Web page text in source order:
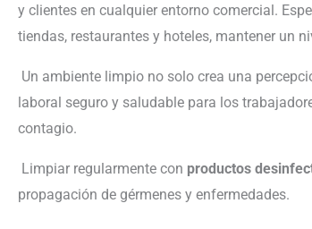
y clientes en cualquier entorno comercial.
tiendas, restaurantes y hoteles, mantener un
Un ambiente limpio no solo crea una
laboral seguro y saludable para los
contagio.
Limpiar regularmente con productos
propagación de gérmenes y enfermedades.